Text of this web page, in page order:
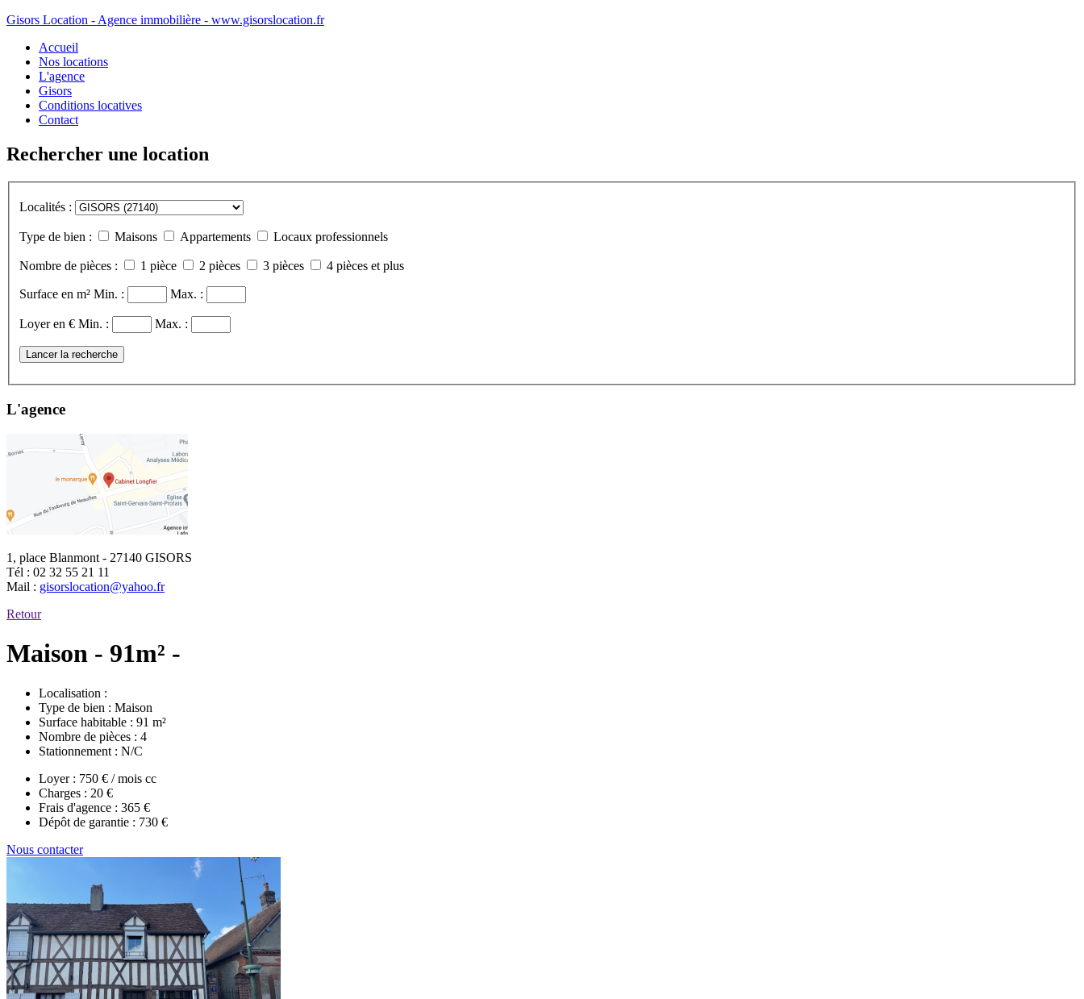
Gisors Location - Agence immobilière - www.gisorslocation.fr
Accueil
Nos locations
L'agence
Gisors
Conditions locatives
Contact
Rechercher une location
Localités :
Type de bien : Maisons Appartements Locaux professionnels
Nombre de pièces : 1 pièce 2 pièces 3 pièces 4 pièces et plus
Surface en m² Min. : Max. :
Loyer en € Min. : Max. :
Lancer la recherche
L'agence
1, place Blanmont - 27140 GISORS
Tél : 02 32 55 21 11
Mail : gisorslocation@yahoo.fr
Retour
Maison - 91m² -
Localisation :
Type de bien : Maison
Surface habitable : 91 m²
Nombre de pièces : 4
Stationnement : N/C
Loyer : 750 € / mois cc
Charges : 20 €
Frais d'agence : 365 €
Dépôt de garantie : 730 €
Nous contacter